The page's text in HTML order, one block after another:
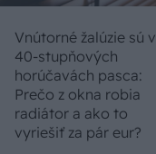
Vnútorné žalúzie sú v
40-stupňových
horúčavách pasca:
Prečo z okna robia
radiátor a ako to
vyriešiť za pár eur?